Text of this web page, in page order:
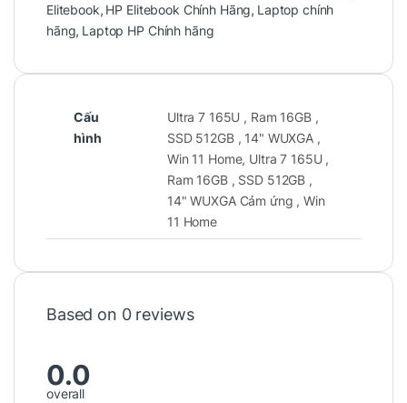
bền bỉ
HP EliteBook luôn nổi tiếng với thiết kế sang
trọng và tinh tế, và phiên bản G11 không phải
là ngoại lệ. Máy sở hữu khung vỏ hợp kim
nhôm-magie chắc chắn, hoàn thiện với màu
bạc xám thanh lịch. Logo HP dạng gương
nhưng đầy cuốn hút.
quân đội MIL-STD-810H, máy vẫn rất
nhẹ, dễ dàng mang theo khi di chuyển – một
Elitebook, HP Elitebook Chính Hãng, Laptop chính
hãng, Laptop HP Chính hãng
Cấu
hình
Ultra 7 165U , Ram 16GB ,
SSD 512GB , 14" WUXGA ,
Win 11 Home, Ultra 7 165U ,
Ram 16GB , SSD 512GB ,
14" WUXGA Cảm ứng , Win
11 Home
Based on 0 reviews
0.0
overall